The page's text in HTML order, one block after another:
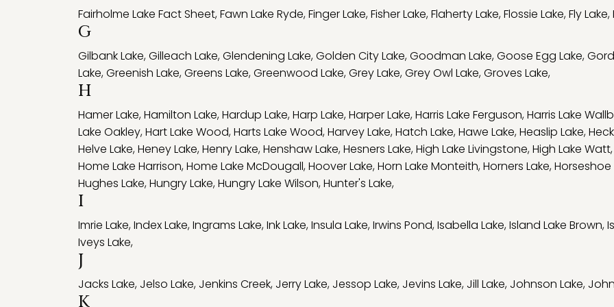
Fairholme Lake Fact Sheet,Fawn Lake Ryde,Finger Lake,Fisher Lake,Flaherty Lake,Flossie Lake,Fly Lake,
G
Gilbank Lake,Gilleach Lake,Glendening Lake,Golden City Lake,Goodman Lake,Goose Egg Lake,
Lake,Greenish Lake,Greens Lake,Greenwood Lake,Grey Lake,Grey Owl Lake,Groves Lake,
H
Hamer Lake,Hamilton Lake,Hardup Lake,Harp Lake,Harper Lake,Harris Lake Ferguson,Harris Lake
Lake Oakley,Hart Lake Wood,Harts Lake Wood,Harvey Lake,Hatch Lake,Hawe Lake,Heaslip Lake,
Helve Lake,Heney Lake,Henry Lake,Henshaw Lake,Hesners Lake,High Lake Livingstone,High Lake Watt
Home Lake Harrison,Home Lake McDougall,Hoover Lake,Horn Lake Monteith,Horners Lake,Horseshoe
Hughes Lake,Hungry Lake,Hungry Lake Wilson,Hunter's Lake,
I
Imrie Lake,Index Lake,Ingrams Lake,Ink Lake,Insula Lake,Irwins Pond,Isabella Lake,Island Lake Brown,
Iveys Lake,
J
Jacks Lake, Jelso Lake, Jenkins Creek, Jerry Lake, Jessop Lake, Jevins Lake, Jill Lake, Johnson Lake,
K